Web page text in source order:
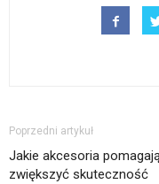
Poprzedni artykuł
Jakie akcesoria
zwiększyć skuteczność